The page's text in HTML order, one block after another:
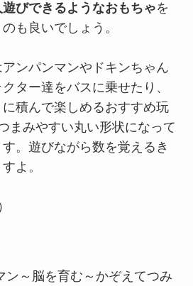
びできるようなおもちゃを
も良いでしょう。
アンパンマンやドキンちゃん
ター達をバスに乗せたり、
積んで楽しめるおすすめ玩
まみやすい丸い形状になって
。遊びながら数を覚えるき
よ。
ン～脳を育む～かぞえてつみ